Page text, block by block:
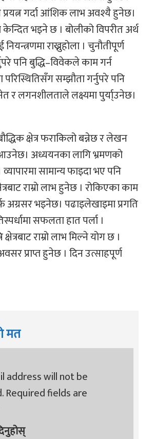
गर्दा आंशिक लाभ अवश्यै हुनेछ।
भइने छ । बोलीको विपरीत अर्थ
राख्नुहोला । चुनौतीपूर्ण
पनि बुद्धि–विवेकले काम गर्न
सम्झौता गर्नुपरे पनि
र लगनशीलताले लक्ष्यमा पुर्या्उनेछ।
क्षेत्र फराकिलो बन्नेछ र लेखन
अध्ययनका लागि भ्रमणको
सामान्य फाइदा भए पनि
राम्रो लाभ हुनेछ । रोकिएका काम
अग्रसर भइनेछ। पढाइलेखाइमा प्रगति
सफलता हात पर्ला ।
राम्रो लाभ मिल्ने योग छ ।
प्राप्त हुनेछ । दिन उत्साहपूर्ण
मत
address will not be
Required fields are